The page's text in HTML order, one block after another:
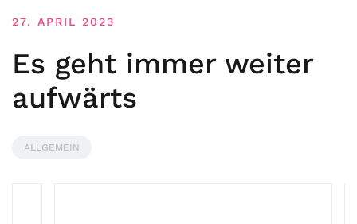
27. APRIL 2023
Es geht immer weiter
aufwärts
ALLGEMEIN